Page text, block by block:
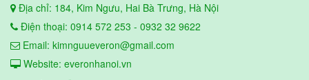
Địa chỉ: 184, Kim Ngưu, Hai Bà Trưng, Hà Nội
Điện thoại: 0914 572 253 - 0932 32 9622
Email: kimnguueveron@gmail.com
Website: everonhanoi.vn